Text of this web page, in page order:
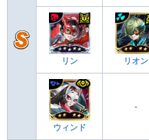
リン リオン
ウィンド
-